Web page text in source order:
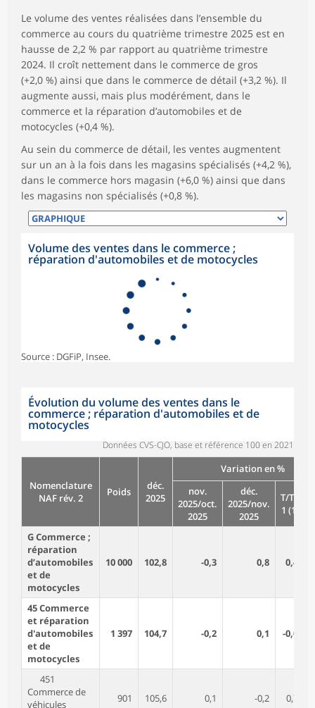
Le volume des ventes réalisées dans l’ensemble du
commerce au cours du quatrième trimestre 2025 est en
hausse de 2,2 % par rapport au quatrième trimestre
2024. Il croît nettement dans le commerce de gros
(+2,0 %) ainsi que dans le commerce de détail (+3,2 %). Il
augmente aussi, mais plus modérément, dans le
commerce et la réparation d’automobiles et de
motocycles (+0,4 %).
Au sein du commerce de détail, les ventes augmentent
sur un an à la fois dans les magasins spécialisés (+4,2 %),
dans le commerce hors magasin (+6,0 %) ainsi que dans
les magasins non spécialisés (+0,8 %).
Volume des ventes dans le commerce ;
réparation d'automobiles et de motocycles
Source : DGFiP, Insee.
Évolution du volume des ventes dans le
commerce ; réparation d'automobiles et de
motocycles
Données CVS-CJO, base et référence 100 en 2021
Nomenclature
NAF rév. 2
Poids
déc.
2025
Variation en %
nov.
2025/oct.
2025
déc.
2025/nov.
2025
T/T–
1 (1)
G Commerce ;
réparation
d’automobiles
et de
motocycles
10 000 102,8 -0,3 0,8 0,4
45 Commerce
et réparation
d'automobiles
et de
motocycles
1 397 104,7 -0,2 0,1 -0,0
451
Commerce de
véhicules
901 105,6 0,1 -0,2 0,7